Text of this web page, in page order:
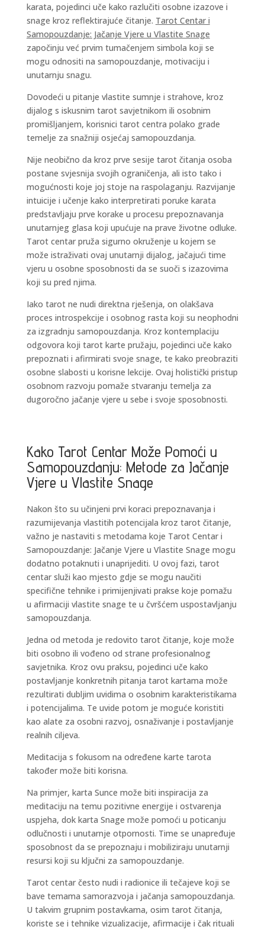
karata, pojedinci uče kako razlučiti osobne izazove i
snage kroz reflektirajuće čitanje. Tarot Centar i
Samopouzdanje: Jačanje Vjere u Vlastite Snage
započinju već prvim tumačenjem simbola koji se
mogu odnositi na samopouzdanje, motivaciju i
unutarnju snagu.
Dovodeći u pitanje vlastite sumnje i strahove, kroz
dijalog s iskusnim tarot savjetnikom ili osobnim
promišljanjem, korisnici tarot centra polako grade
temelje za snažniji osjećaj samopouzdanja.
Nije neobično da kroz prve sesije tarot čitanja osoba
postane svjesnija svojih ograničenja, ali isto tako i
mogućnosti koje joj stoje na raspolaganju. Razvijanje
intuicije i učenje kako interpretirati poruke karata
predstavljaju prve korake u procesu prepoznavanja
unutarnjeg glasa koji upućuje na prave životne odluke.
Tarot centar pruža sigurno okruženje u kojem se
može istraživati ovaj unutarnji dijalog, jačajući time
vjeru u osobne sposobnosti da se suoči s izazovima
koji su pred njima.
Iako tarot ne nudi direktna rješenja, on olakšava
proces introspekcije i osobnog rasta koji su neophodni
za izgradnju samopouzdanja. Kroz kontemplaciju
odgovora koji tarot karte pružaju, pojedinci uče kako
prepoznati i afirmirati svoje snage, te kako preobraziti
osobne slabosti u korisne lekcije. Ovaj holistički pristup
osobnom razvoju pomaže stvaranju temelja za
dugoročno jačanje vjere u sebe i svoje sposobnosti.
Kako Tarot Centar Može Pomoći u
Samopouzdanju: Metode za Jačanje
Vjere u Vlastite Snage
Nakon što su učinjeni prvi koraci prepoznavanja i
razumijevanja vlastitih potencijala kroz tarot čitanje,
važno je nastaviti s metodama koje Tarot Centar i
Samopouzdanje: Jačanje Vjere u Vlastite Snage mogu
dodatno potaknuti i unaprijediti. U ovoj fazi, tarot
centar služi kao mjesto gdje se mogu naučiti
specifične tehnike i primijenjivati prakse koje pomažu
u afirmaciji vlastite snage te u čvršćem uspostavljanju
samopouzdanja.
Jedna od metoda je redovito tarot čitanje, koje može
biti osobno ili vođeno od strane profesionalnog
savjetnika. Kroz ovu praksu, pojedinci uče kako
postavljanje konkretnih pitanja tarot kartama može
rezultirati dubljim uvidima o osobnim karakteristikama
i potencijalima. Te uvide potom je moguće koristiti
kao alate za osobni razvoj, osnaživanje i postavljanje
realnih ciljeva.
Meditacija s fokusom na određene karte tarota
također može biti korisna.
Na primjer, karta Sunce može biti inspiracija za
meditaciju na temu pozitivne energije i ostvarenja
uspjeha, dok karta Snage može pomoći u poticanju
odlučnosti i unutarnje otpornosti. Time se unapređuje
sposobnost da se prepoznaju i mobiliziraju unutarnji
resursi koji su ključni za samopouzdanje.
Tarot centar često nudi i radionice ili tečajeve koji se
bave temama samorazvoja i jačanja samopouzdanja.
U takvim grupnim postavkama, osim tarot čitanja,
koriste se i tehnike vizualizacije, afirmacije i čak rituali